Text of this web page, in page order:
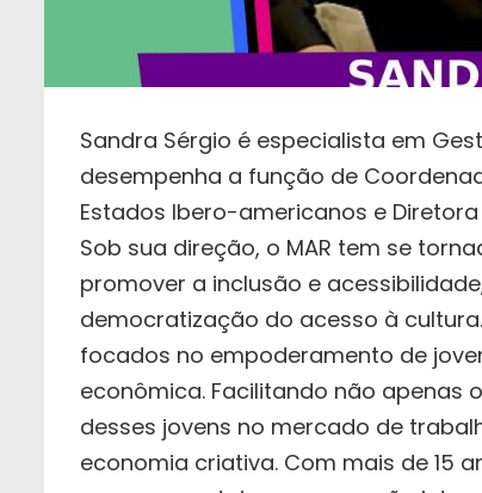
Sandra Sérgio é especialista em
desempenha a função de
Estados Ibero-americanos e
Sob sua direção, o MAR tem se
promover a inclusão e
democratização do acesso à
focados no empoderamento de
econômica. Facilitando não apenas
desses jovens no mercado de
economia criativa. Com mais de 15